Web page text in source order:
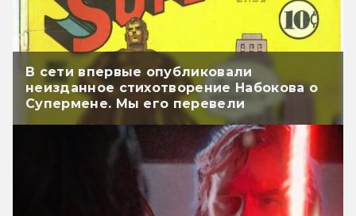
В сети впервые опубликовали
неизданное стихотворение Набокова о
Супермене. Мы его перевели